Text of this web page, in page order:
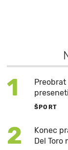
1
ŠPORT
2
Konec
Del Toro